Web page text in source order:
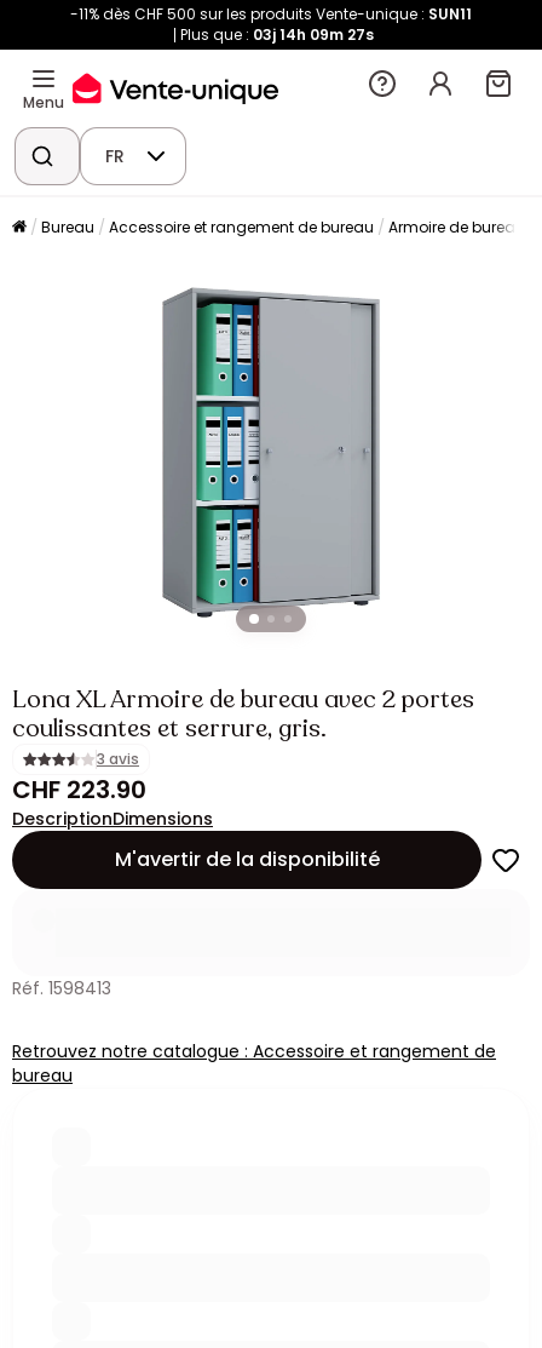
-11% dès CHF 500 sur les produits Vente-unique : SUN11
Plus que : 03j 14h 09m 27s
Menu
FR
Bureau Accessoire et rangement de bureau Armoire de bureau
Lona XL Armoire de bureau avec 2 portes
coulissantes et serrure, gris.
3 avis
CHF 223.90
DescriptionDimensions
M'avertir de la disponibilité
Réf. 1598413
Retrouvez notre catalogue : Accessoire et rangement de
bureau